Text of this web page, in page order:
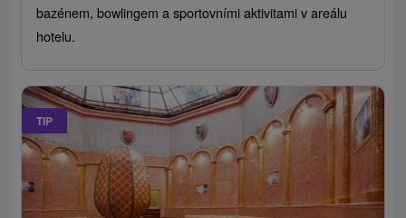
bazénem, ​​bowlingem a sportovními aktivitami v areálu
hotelu.
TIP